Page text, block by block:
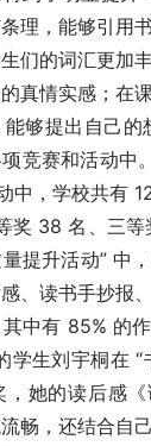
理，能够引用
们的词汇更加
真情实感；在
够提出自己
竞赛和活动中
中，学校共有
奖 38 名、三等
提升活动” 中
、读书手抄报
中有 85% 的
学生刘宇桐在 “
她的读后感
畅，还结合自